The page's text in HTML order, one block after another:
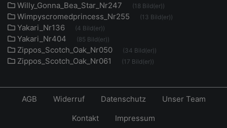
Willy_Gonna_Bea_Star_Nr247 (18 Bild(er))
Wimpyscromedprincess_Nr255 (13 Bild(er))
Yakari_Nr136 (4 Bild(er))
Yakari_Nr404 (85 Bild(er))
Zippos_Scotch_Oak_Nr050 (34 Bild(er))
Zippos_Scotch_Oak_Nr061 (17 Bild(er))
AGB Widerruf Datenschutz
Unser Team
Kontakt
Impressum